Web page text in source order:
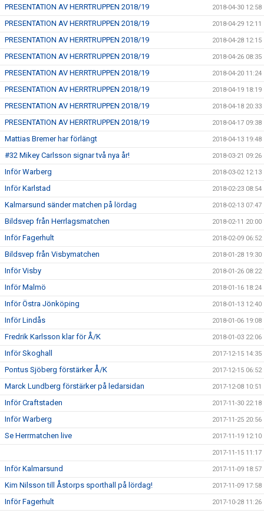
PRESENTATION AV HERRTRUPPEN 2018/19 2018-04-30 12:58
PRESENTATION AV HERRTRUPPEN 2018/19 2018-04-29 12:11
PRESENTATION AV HERRTRUPPEN 2018/19 2018-04-28 12:15
PRESENTATION AV HERRTRUPPEN 2018/19 2018-04-26 08:35
PRESENTATION AV HERRTRUPPEN 2018/19 2018-04-20 11:24
PRESENTATION AV HERRTRUPPEN 2018/19 2018-04-19 18:19
PRESENTATION AV HERRTRUPPEN 2018/19 2018-04-18 20:33
PRESENTATION AV HERRTRUPPEN 2018/19 2018-04-17 09:38
Mattias Bremer har förlängt 2018-04-13 19:48
#32 Mikey Carlsson signar två nya år! 2018-03-21 09:26
Inför Warberg 2018-03-02 12:13
Inför Karlstad 2018-02-23 08:54
Kalmarsund sänder matchen på lördag 2018-02-13 07:47
Bildsvep från Herrlagsmatchen 2018-02-11 20:00
Inför Fagerhult 2018-02-09 06:52
Bildsvep från Visbymatchen 2018-01-28 19:30
Inför Visby 2018-01-26 08:22
Inför Malmö 2018-01-16 18:24
Inför Östra Jönköping 2018-01-13 12:40
Inför Lindås 2018-01-06 19:08
Fredrik Karlsson klar för Å/K 2018-01-03 22:06
Inför Skoghall 2017-12-15 14:35
Pontus Sjöberg förstärker Å/K 2017-12-15 06:52
Marck Lundberg förstärker på ledarsidan 2017-12-08 10:51
Inför Craftstaden 2017-11-30 22:18
Inför Warberg 2017-11-25 20:56
Se Herrmatchen live 2017-11-19 12:10
2017-11-15 11:17
Inför Kalmarsund 2017-11-09 18:57
Kim Nilsson till Åstorps sporthall på lördag! 2017-11-09 17:58
Inför Fagerhult 2017-10-28 11:26